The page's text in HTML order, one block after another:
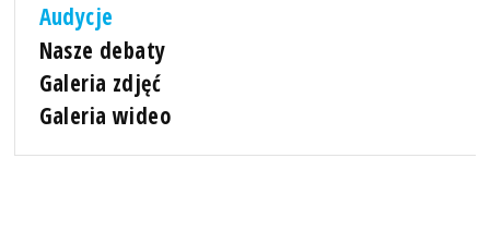
Audycje
Nasze debaty
Galeria zdjęć
Galeria wideo